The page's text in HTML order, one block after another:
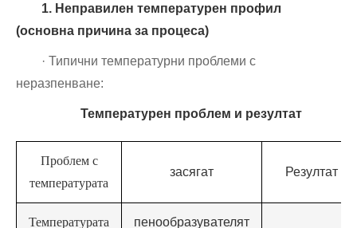
1. Неправилен температурен профил
(основна причина за процеса)
· Типични температурни проблеми с
неразпенване:
Температурен проблем и резултат
Проблем с
температурата
засягат Резултат
Температурата
пенообразувателят